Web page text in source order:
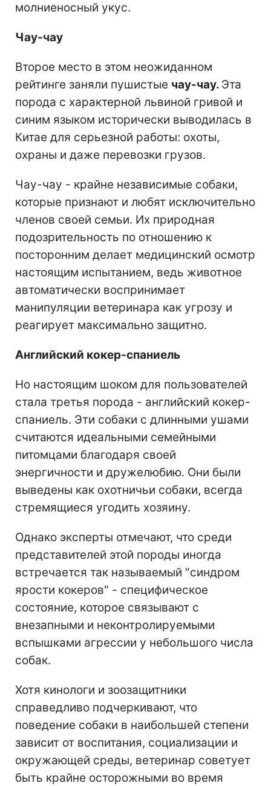
молниеносный укус.
Чау-чау
Второе место в этом неожиданном
рейтинге заняли пушистые чау-чау. Эта
порода с характерной львиной гривой и
синим языком исторически выводилась в
Китае для серьезной работы: охоты,
охраны и даже перевозки грузов.
Чау-чау - крайне независимые собаки,
которые признают и любят исключительно
членов своей семьи. Их природная
подозрительность по отношению к
посторонним делает медицинский осмотр
настоящим испытанием, ведь животное
автоматически воспринимает
манипуляции ветеринара как угрозу и
реагирует максимально защитно.
Английский кокер-спаниель
Но настоящим шоком для пользователей
стала третья порода - английский кокер-
спаниель. Эти собаки с длинными ушами
считаются идеальными семейными
питомцами благодаря своей
энергичности и дружелюбию. Они были
выведены как охотничьи собаки, всегда
стремящиеся угодить хозяину.
Однако эксперты отмечают, что среди
представителей этой породы иногда
встречается так называемый "синдром
ярости кокеров" - специфическое
состояние, которое связывают с
внезапными и неконтролируемыми
вспышками агрессии у небольшого числа
собак.
Хотя кинологи и зоозащитники
справедливо подчеркивают, что
поведение собаки в наибольшей степени
зависит от воспитания, социализации и
окружающей среды, ветеринар советует
быть крайне осторожными во время